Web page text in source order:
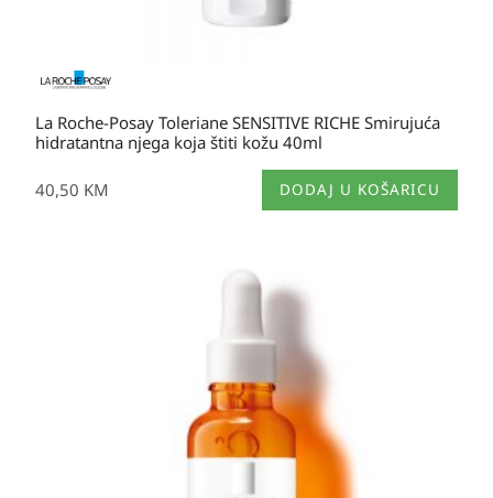
La Roche-Posay Toleriane SENSITIVE RICHE Smirujuća
hidratantna njega koja štiti kožu 40ml
40,50 KM DODAJ U KOŠARICU